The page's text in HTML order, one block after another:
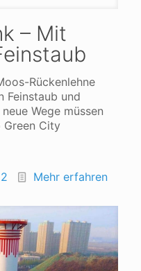
– Mit
Rückenlehne
Feinstaub und
Wege müssen
Green City
2 Mehr erfahren